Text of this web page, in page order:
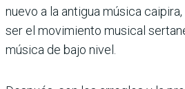
nuevo a la antigua música
ser el movimiento musical
música de bajo nivel.